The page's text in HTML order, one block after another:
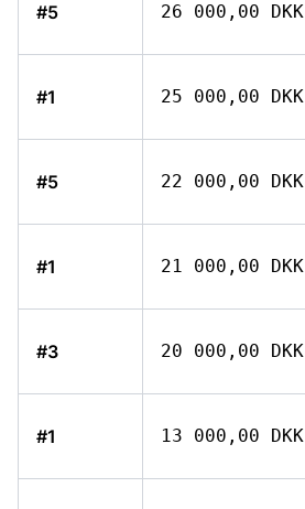
#5 26 000,00 DKK
#1 25 000,00 DKK
#5 22 000,00 DKK
#1 21 000,00 DKK
#3 20 000,00 DKK
#1 13 000,00 DKK